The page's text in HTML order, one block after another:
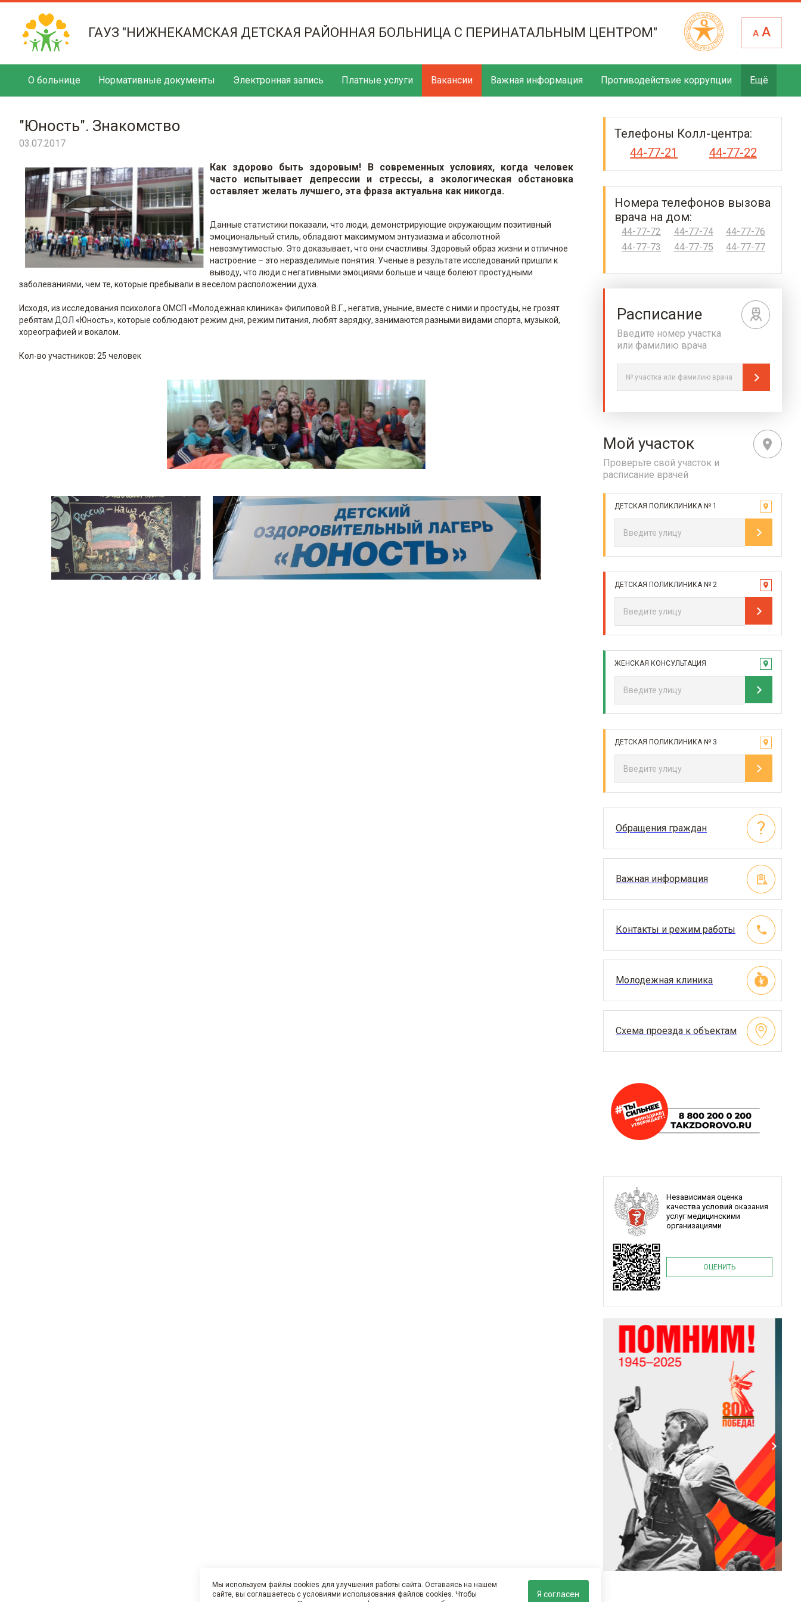
ГАУЗ "НИЖНЕКАМСКАЯ ДЕТСКАЯ РАЙОННАЯ БОЛЬНИЦА С ПЕРИНАТАЛЬНЫМ ЦЕНТРОМ" А А
О больнице Нормативные документы Электронная запись Платные услуги Вакансии Важная информация Противодействие коррупции Ещё
"Юность". Знакомство
03.07.2017
Как здорово быть здоровым! В современных условиях, когда человек
часто испытывает депрессии и стрессы, а экологическая обстановка
оставляет желать лучшего, эта фраза актуальна как никогда.
Данные статистики показали, что люди, демонстрирующие окружающим позитивный
эмоциональный стиль, обладают максимумом энтузиазма и абсолютной
невозмутимостью. Это доказывает, что они счастливы. Здоровый образ жизни и отличное
настроение – это неразделимые понятия. Ученые в результате исследований пришли к
выводу, что люди с негативными эмоциями больше и чаще болеют простудными
заболеваниями, чем те, которые пребывали в веселом расположении духа.
Исходя, из исследования психолога ОМСП «Молодежная клиника» Филиповой В.Г., негатив, уныние, вместе с ними и простуды, не грозят
ребятам ДОЛ «Юность», которые соблюдают режим дня, режим питания, любят зарядку, занимаются разными видами спорта, музыкой,
хореографией и вокалом.
Кол-во участников: 25 человек
Телефоны Колл-центра:
44-77-21
44-77-22
Номера телефонов вызова
врача на дом:
44-77-72
44-77-73
44-77-74
44-77-75
44-77-76
44-77-77
Расписание
Введите номер участка
или фамилию врача
Мой участок
Проверьте свой участок и
расписание врачей
ДЕТСКАЯ ПОЛИКЛИНИКА № 1
ДЕТСКАЯ ПОЛИКЛИНИКА № 2
ЖЕНСКАЯ КОНСУЛЬТАЦИЯ
ДЕТСКАЯ ПОЛИКЛИНИКА № 3
Обращения граждан
Важная информация
Контакты и режим работы
Молодежная клиника
Схема проезда к объектам
Независимая оценка
качества условий оказания
услуг медицинскими
организациями
ОЦЕНИТЬ
Мы используем файлы cookies для улучшения работы сайта. Оставаясь на нашем
сайте, вы соглашаетесь с условиями использования файлов cookies. Чтобы
Я согласен